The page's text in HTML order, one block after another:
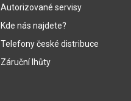
Autorizované servisy
Kde nás najdete?
Telefony české distribuce
Záruční lhůty